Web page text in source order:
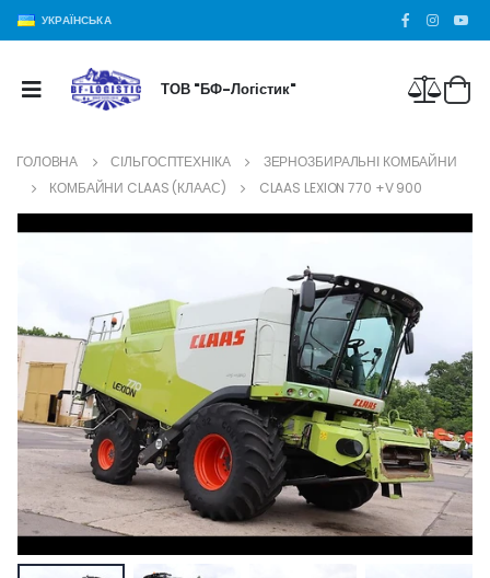
УКРАЇНСЬКА
ТОВ "БФ-Логістик"
ГОЛОВНА СІЛЬГОСПТЕХНІКА
ЗЕРНОЗБИРАЛЬНІ КОМБАЙНИ
КОМБАЙНИ CLAAS (КЛААС)
CLAAS LEXION 770 +V 900